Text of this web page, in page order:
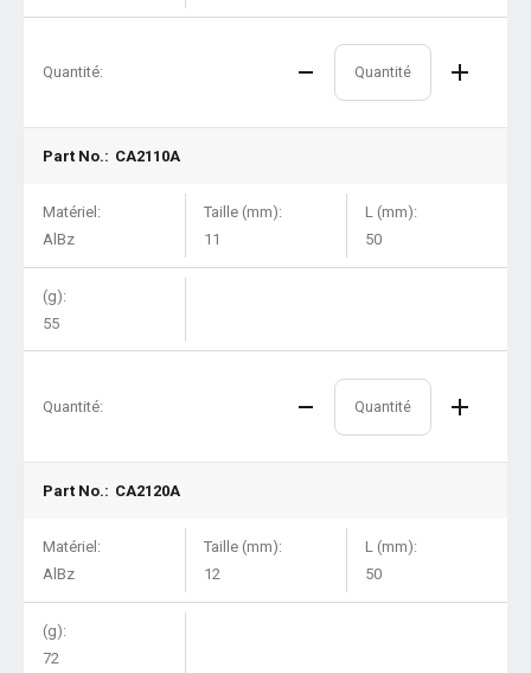
Quantité:
Part No.: CA2110A
Matériel:
AlBz
Taille (mm):
11
L (mm):
50
(g):
55
Quantité:
Part No.: CA2120A
Matériel:
AlBz
Taille (mm):
12
L (mm):
50
(g):
72